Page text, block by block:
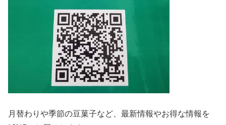
月替わりや季節の豆菓子など、最新情報やお得な情報を